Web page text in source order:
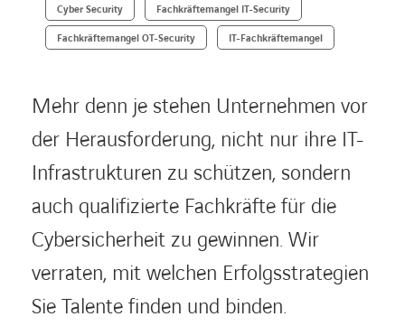
Subunternehmer
Cyber Security Fachkräftemangel IT-Security
Fachkräftemangel OT-Security IT-Fachkräftemangel
Mehr denn je stehen Unternehmen vor
der Herausforderung, nicht nur ihre IT-
Infrastrukturen zu schützen, sondern
auch qualifizierte Fachkräfte für die
Cybersicherheit zu gewinnen. Wir
verraten, mit welchen Erfolgsstrategien
Sie Talente finden und binden.